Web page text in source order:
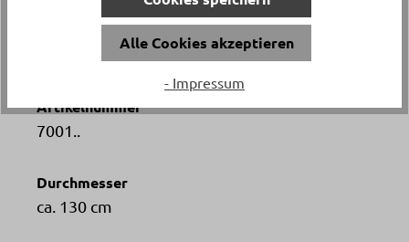
Katalogpreis
Artikelnummer
7001..
Durchmesser
ca. 130 cm
Alle Cookies akzeptieren
- Impressum